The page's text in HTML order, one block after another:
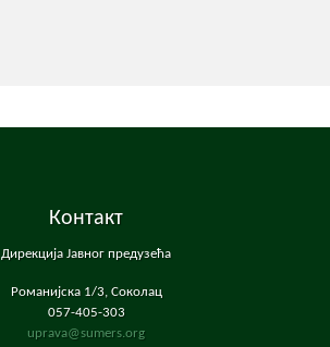
Контакт
Дирекција Јавног предузећа
Романијска 1/3, Соколац
057-405-303
uprava@sumers.org